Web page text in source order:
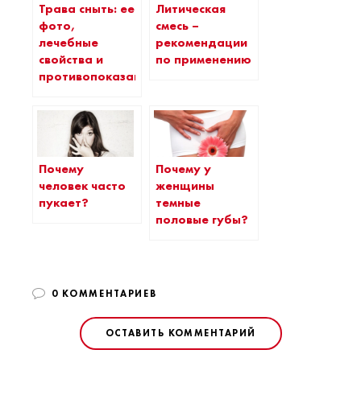
Трава сныть: ее
фото,
лечебные
свойства и
противопоказания
Литическая
смесь –
рекомендации
по применению
Почему
человек часто
пукает?
Почему у
женщины
темные
половые губы?
0 КОММЕНТАРИЕВ
ОСТАВИТЬ КОММЕНТАРИЙ